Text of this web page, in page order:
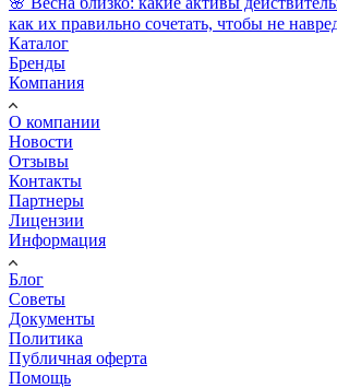
как их правильно сочетать, чтобы не
Каталог
Бренды
Компания
О компании
Новости
Отзывы
Контакты
Партнеры
Лицензии
Информация
Блог
Советы
Документы
Политика
Публичная оферта
Помощь